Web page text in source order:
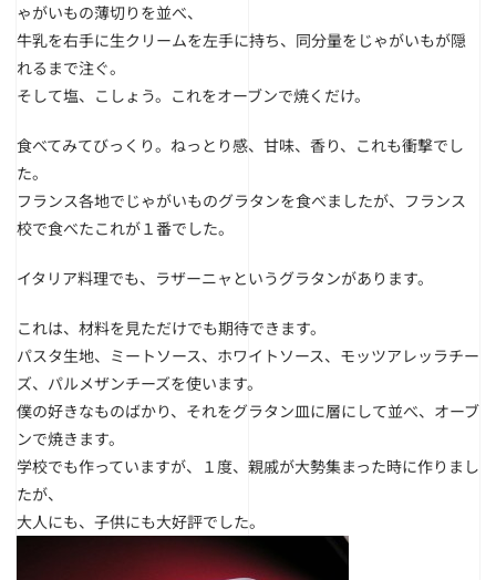
ゃがいもの薄切りを並べ、
牛乳を右手に生クリームを左手に持ち、同分量をじゃがいもが隠
れるまで注ぐ。
そして塩、こしょう。これをオーブンで焼くだけ。
食べてみてびっくり。ねっとり感、甘味、香り、これも衝撃でし
た。
フランス各地でじゃがいものグラタンを食べましたが、フランス
校で食べたこれが１番でした。
イタリア料理でも、ラザーニャというグラタンがあります。
これは、材料を見ただけでも期待できます。
パスタ生地、ミートソース、ホワイトソース、モッツアレッラチー
ズ、パルメザンチーズを使います。
僕の好きなものばかり、それをグラタン皿に層にして並べ、オーブ
ンで焼きます。
学校でも作っていますが、１度、親戚が大勢集まった時に作りまし
たが、
大人にも、子供にも大好評でした。